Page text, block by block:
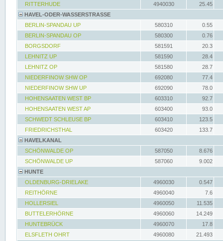
RITTERHUDE
4940030
25.45
HAVEL-ODER-WASSERSTRASSE
BERLIN-SPANDAU UP
580310
0.55
BERLIN-SPANDAU OP
580300
0.76
BORGSDORF
581591
20.3
LEHNITZ UP
581590
28.4
LEHNITZ OP
581580
28.7
NIEDERFINOW SHW OP
692080
77.4
NIEDERFINOW SHW UP
692090
78.0
HOHENSAATEN WEST BP
603310
92.7
HOHENSAATEN WEST AP
603400
93.0
SCHWEDT SCHLEUSE BP
603410
123.5
FRIEDRICHSTHAL
603420
133.7
HAVELKANAL
SCHÖNWALDE OP
587050
8.676
SCHÖNWALDE UP
587060
9.002
HUNTE
OLDENBURG-DRIELAKE
4960030
0.547
REITHÖRNE
4960040
7.6
HOLLERSIEL
4960050
11.535
BUTTELERHÖRNE
4960060
14.249
HUNTEBRÜCK
4960070
17.8
ELSFLETH OHRT
4960080
21.493